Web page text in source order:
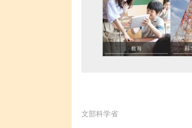
文部科学省